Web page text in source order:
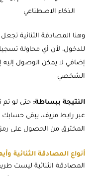
الذكاء الاصطناعي
وهنا المصادقة الثنائية
للدخول، لأن أي محاولة
إضافي لا يمكن الوصول إليه
الشخصي
النتيجة ببساطة: حتى لو
عبر رابط مزيف، يبقى حسابك
المخترق من الحصول على رمز
أنواع المصادقة الثنائية
المصادقة الثنائية ليست